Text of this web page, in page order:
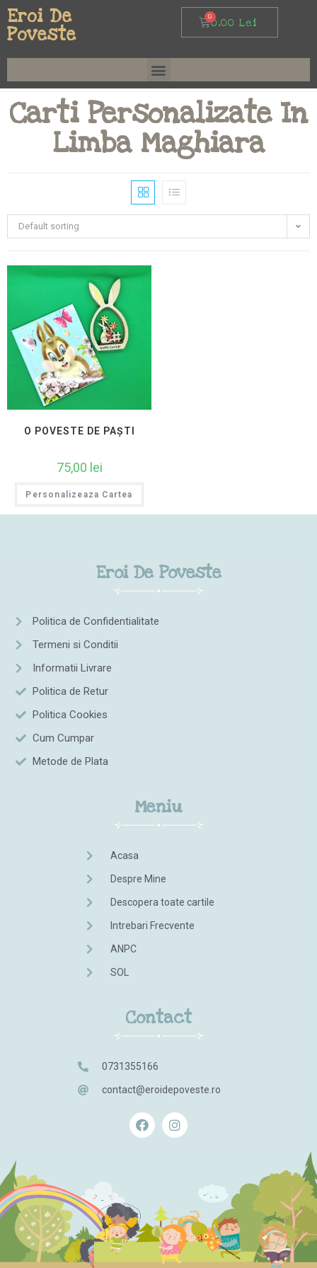
Eroi De
Poveste
0,00Lei
Carti Personalizate In
Limba Maghiara
Default sorting
O POVESTE DE PAȘTI
75,00 lei
Personalizeaza Cartea
Eroi De Poveste
Politica de Confidentialitate
Termeni si Conditii
Informatii Livrare
Politica de Retur
Politica Cookies
Cum Cumpar
Metode de Plata
Meniu
Acasa
Despre Mine
Descopera toate cartile
Intrebari Frecvente
ANPC
SOL
Contact
0731355166
contact@eroidepoveste.ro